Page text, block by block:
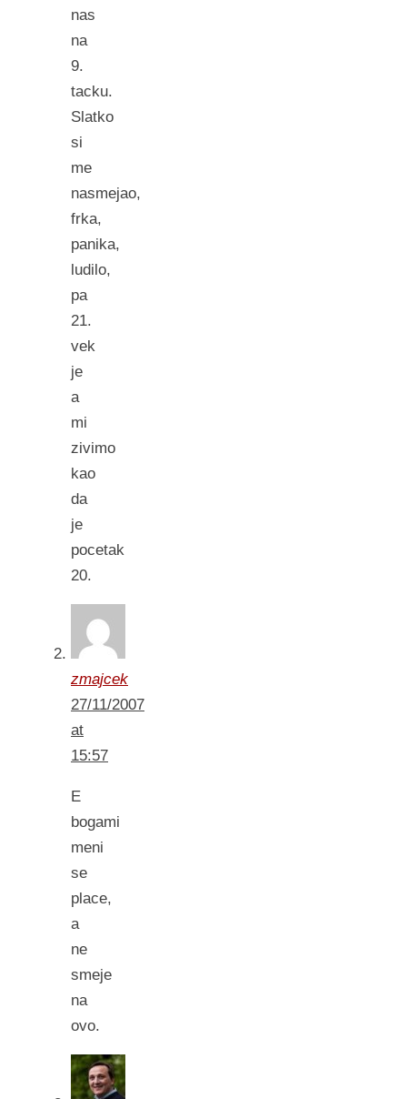
nas
na
9.
tacku.
Slatko
si
me
nasmejao,
frka,
panika,
ludilo,
pa
21.
vek
je
a
mi
zivimo
kao
da
je
pocetak
20.
zmajcek
27/11/2007
at
15:57
E
bogami
meni
se
place,
a
ne
smeje
na
ovo.